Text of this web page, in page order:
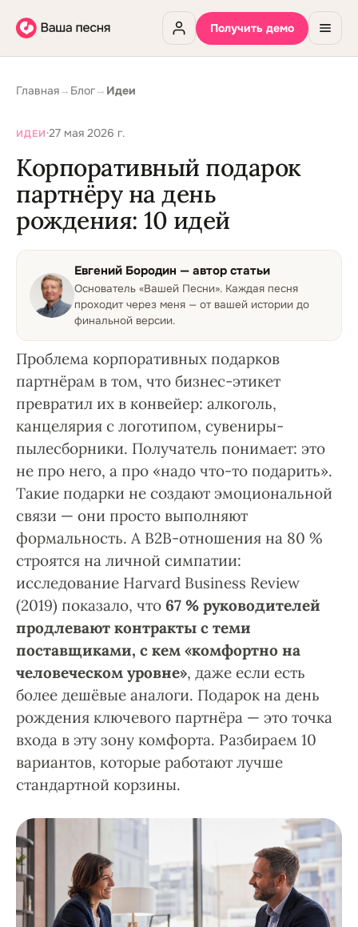
Получить демо
Главная→ Блог→ Идеи
ИДЕИ·27 мая 2026 г.
Корпоративный подарок
партнёру на день
рождения: 10 идей
Евгений Бородин — автор статьи
Основатель «Вашей Песни». Каждая песня
проходит через меня — от вашей истории до
финальной версии.
Проблема корпоративных подарков
партнёрам в том, что бизнес-этикет
превратил их в конвейер: алкоголь,
канцелярия с логотипом, сувениры-
пылесборники. Получатель понимает: это
не про него, а про «надо что-то подарить».
Такие подарки не создают эмоциональной
связи — они просто выполняют
формальность. А B2B-отношения на 80 %
строятся на личной симпатии:
исследование Harvard Business Review
(2019) показало, что 67 % руководителей
продлевают контракты с теми
поставщиками, с кем «комфортно на
человеческом уровне», даже если есть
более дешёвые аналоги. Подарок на день
рождения ключевого партнёра — это точка
входа в эту зону комфорта. Разбираем 10
вариантов, которые работают лучше
стандартной корзины.